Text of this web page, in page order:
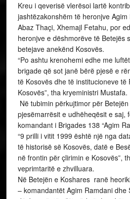
Në Betejën e Koshares ranë
– komandantët Agim Ramdani dhe
dëshmorë, të cilët përkujtohen këto
edhe me veprimtari të tjera, me
kombit.
Një nga gurët e rrënuar të kufirit
Koshares është i ekspozuar në
Kosovës Dr.Ibrahim Rugova,
PRESIDENTI THAÇI: BETEJA E
RËNDËSISHËM I FITOREVE TË
Presidenti i Kosovës, Hashim
tubimin përkujtimor të betejës së
organizua në kuadër të manifestimit
Presidenti Thaçi tha se para
Koshare filloi zbatimi i fazës së
“Shigjeta”, duke hapur kështu një